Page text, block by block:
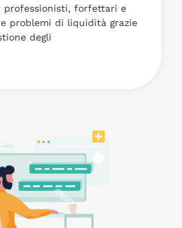
professionisti, forfettari e
problemi di liquidità grazie
degli